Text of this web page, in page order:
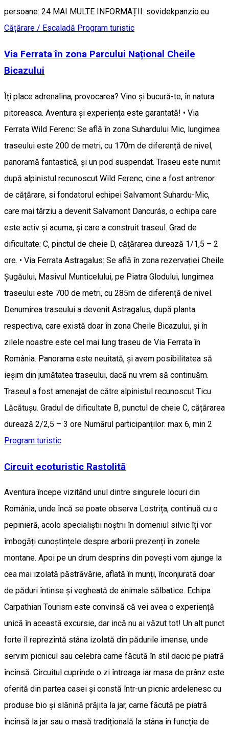
persoane: 24 MAI MULTE INFORMAȚII: sovidekpanzio.eu
Cățărare / Escaladă Program turistic
Via Ferrata în zona Parcului Național Cheile
Bicazului
Îți place adrenalina, provocarea? Vino și bucură-te, în natura
pitoreasca. Aventura și experiența este garantată! • Via
Ferrata Wild Ferenc: Se află în zona Suhardului Mic, lungimea
traseului este 200 de metri, cu 170m de diferență de nivel,
panoramă fantastică, și un pod suspendat. Traseu este numit
după alpinistul recunoscut Wild Ferenc, cine a fost antrenor
de cățărare, si fondatorul echipei Salvamont Suhardu-Mic,
care mai târziu a devenit Salvamont Dancurás, o echipa care
este activ și acuma, și care a construit traseul. Grad de
dificultate: C, pinctul de cheie D, cățărarea durează 1/1,5 – 2
ore. • Via Ferrata Astragalus: Se află în zona rezervației Cheile
Șugăului, Masivul Munticelului, pe Piatra Glodului, lungimea
traseului este 700 de metri, cu 285m de diferență de nivel.
Denumirea traseului a devenit Astragalus, după planta
respectiva, care există doar în zona Cheile Bicazului, și în
zilele noastre este cel mai lung traseu de Via Ferrata în
România. Panorama este neuitată, și avem posibilitatea să
ieșim din jumătatea traseului, dacă nu vrem să continuăm.
Traseul a fost amenajat de către alpinistul recunoscut Ticu
Lăcătușu. Gradul de dificultate B, punctul de cheie C, cățărarea
durează 2/2,5 – 3 ore Numărul participanților: max 6, min 2
Program turistic
Circuit ecoturistic Rastolită
Aventura începe vizitând unul dintre singurele locuri din
România, unde încă se poate observa Lostrița, continuă cu o
pepinieră, acolo specialiștii noștrii în domeniul silvic îți vor
îmbogăți cunoștințele despre arborii prezenți în zonele
montane. Apoi pe un drum desprins din povești vom ajunge la
cea mai izolată păstrăvărie, aflată în munți, înconjurată doar
de păduri întinse și vegheată de animale sălbatice. Echipa
Carpathian Tourism este convinsă că vei avea o experiență
unică în această excursie, dar incă nu ai văzut tot! Un alt punct
forte îl reprezintă stâna izolată din pădurile imense, unde
servim picnicul sau celebra carne făcută în stil dacic pe piatră
încinsă. Circuitul cuprinde o zi întreaga iar masa de prânz este
oferită din partea casei și constă într-un picnic ardelenesc cu
produse bio și slănină prăjita la jar, carne făcută pe piatră
încinsă la jar sau o masă tradițională la stâna în funcție de